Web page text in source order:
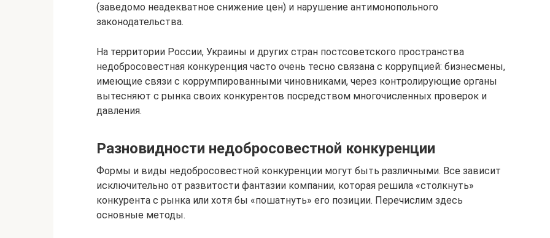
(заведомо неадекватное снижение цен) и нарушение антимонопольного
законодательства.
На территории России, Украины и других стран постсоветского пространства
недобросовестная конкуренция часто очень тесно связана с коррупцией: бизнесмены,
имеющие связи с коррумпированными чиновниками, через контролирующие органы
вытесняют с рынка своих конкурентов посредством многочисленных проверок и
давления.
Разновидности недобросовестной конкуренции
Формы и виды недобросовестной конкуренции могут быть различными. Все зависит
исключительно от развитости фантазии компании, которая решила «столкнуть»
конкурента с рынка или хотя бы «пошатнуть» его позиции. Перечислим здесь
основные методы.